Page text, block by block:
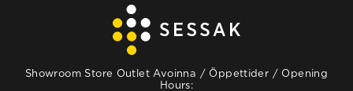
Showroom Store Outlet Avoinna / Öppettider / Opening
Hours: